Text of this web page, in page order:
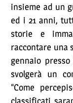
insieme ad un
ed i 21 anni,
storie e
raccontare una
gennaio
svolgerà un
“Come